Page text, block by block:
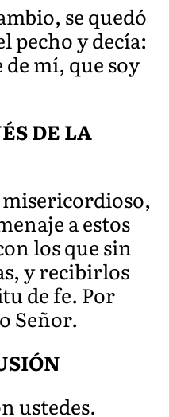
se quedó
pecho y decía:
mí, que soy
DE LA
a estos
los que sin
y recibirlos
de fe. Por
Señor.
ustedes.